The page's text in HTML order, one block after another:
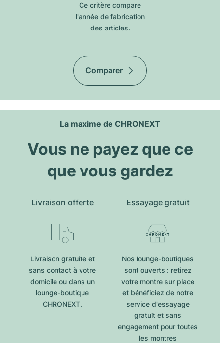
Ce critère compare
l'année de fabrication
des articles.
Comparer
La maxime de CHRONEXT
Vous ne payez que ce
que vous gardez
Livraison offerte
Livraison gratuite et
sans contact à votre
domicile ou dans un
lounge-boutique
CHRONEXT.
Essayage gratuit
Nos lounge-boutiques
sont ouverts : retirez
votre montre sur place
et bénéficiez de notre
service d'essayage
gratuit et sans
engagement pour toutes
les montres